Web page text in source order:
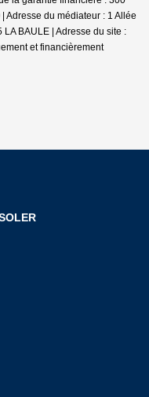
Adresse du médiateur : 1 Allée
BAULE | Adresse du site :
et financièrement